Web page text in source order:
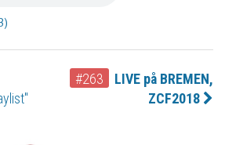
#263
LIVE på BREMEN,
ZCF2018